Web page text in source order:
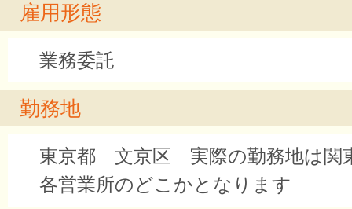
雇用形態
業務委託
勤務地
東京都 文京区 実際の勤務地は関
各営業所のどこかとなります